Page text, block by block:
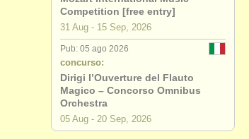
Competition [free entry]
31 Aug - 15 Sep, 2026
Pub: 05 ago 2026
concurso:
Dirigi l’Ouverture del Flauto
Magico – Concorso Omnibus
Orchestra
05 Aug - 20 Sep, 2026